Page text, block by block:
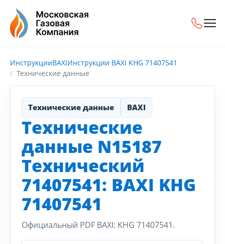
ИнструкцииBAXIИнструкции BAXI KHG 71407541
Технические данные
Технические данные BAXI
Технические
данные N15187
Технический
71407541: BAXI KHG
71407541
Официальный PDF BAXI: KHG 71407541.